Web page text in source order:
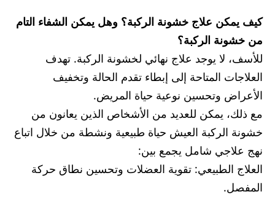
كيف يمكن علاج خشونة الركبة؟ وهل يمكن الشفاء التام
من خشونة الركبة؟
للأسف، لا يوجد علاج نهائي لخشونة الركبة. تهدف
العلاجات المتاحة إلى إبطاء تقدم الحالة وتخفيف
الأعراض وتحسين نوعية حياة المريض.
مع ذلك، يمكن للعديد من الأشخاص الذين يعانون من
خشونة الركبة العيش حياة طبيعية ونشطة من خلال اتباع
نهج علاجي شامل يجمع بين:
العلاج الطبيعي: تقوية العضلات وتحسين نطاق حركة
المفصل.